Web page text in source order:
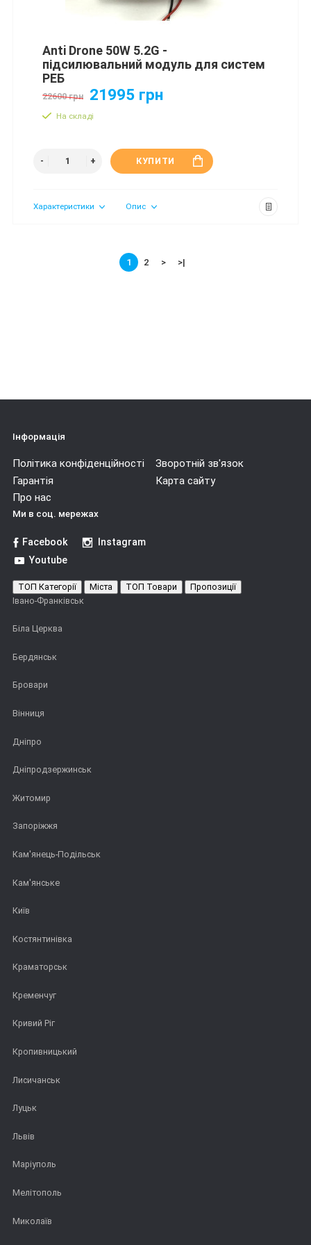
Anti Drone 50W 5.2G -
підсилювальний модуль для систем
РЕБ
22600 грн 21995 грн
На складі
КУПИТИ
Характеристики Опис
1 2 > >|
Інформація
Політика конфіденційності
Зворотній зв'язок
Гарантія
Карта сайту
Про нас
Ми в соц. мережах
Facebook
Instagram
Youtube
ТОП Категорії Міста ТОП Товари
Пропозиції
Івано-Франківськ
Біла Церква
Бердянськ
Бровари
Вінниця
Дніпро
Дніпродзержинськ
Житомир
Запоріжжя
Кам'янець-Подільськ
Кам'янське
Київ
Костянтинівка
Краматорськ
Кременчуг
Кривий Ріг
Кропивницький
Лисичанськ
Луцьк
Львів
Маріуполь
Мелітополь
Миколаїв